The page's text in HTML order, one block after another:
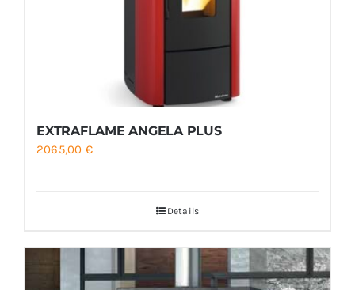
EXTRAFLAME ANGELA PLUS
2065,00 €
Details